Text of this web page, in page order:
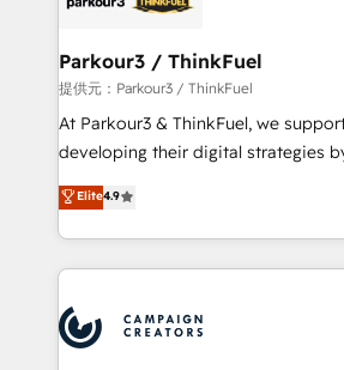
companies scale faster and smarter. 🔹 BOOMS:
Demand generation for all your buyers With
you invest in 100% of your buyers,
growth and positioning yourself as
transformation process A
implement HubSpot effectively and
record of business transformation,
approach has helped brands
Parkour3 / ThinkFuel
提供元：Parkour3 / ThinkFuel
At Parkour3 & ThinkFuel, we
developing their digital strategies
technologies and automating their
sales processes to generate
from Strategy to Operations. We
onboarding and implementation,
extensive experience working with
and manufacturers since 2002, we
Elite4.9